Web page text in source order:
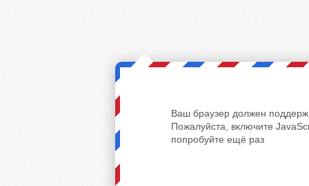
Ваш браузер должен
Пожалуйста, включите
попробуйте ещё раз